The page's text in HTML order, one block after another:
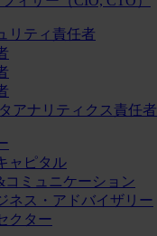
リティ責任者
アナリティクス責任者
ャピタル
コミュニケーション
ネス・アドバイザリー
クター